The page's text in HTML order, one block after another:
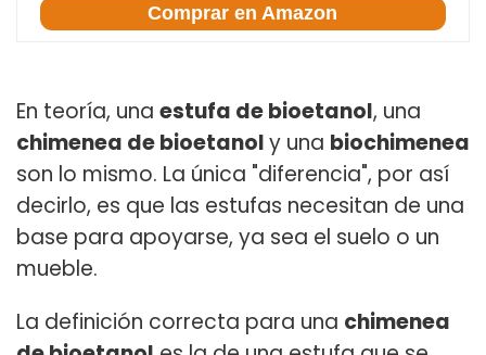
Comprar en Amazon
En teoría, una estufa de bioetanol, una
chimenea de bioetanoly una biochimenea
son lo mismo. La única "diferencia", por así
decirlo, es que las estufas necesitan de una
base para apoyarse, ya sea el suelo o un
mueble.
La definición correcta para una chimenea